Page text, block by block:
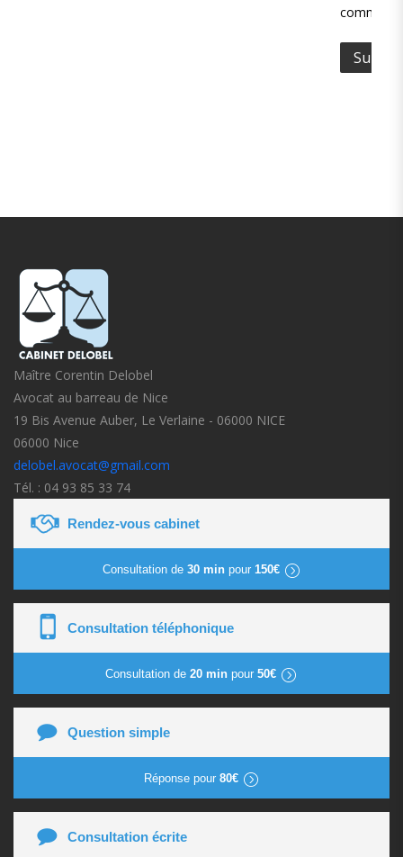
Maître Corentin Delobel
Avocat au barreau de Nice
19 Bis Avenue Auber, Le Verlaine - 06000 NICE
06000 Nice
delobel.avocat@gmail.com
Tél. : 04 93 85 33 74
Rendez-vous cabinet
Consultation de 30 minpour 150€
Consultation téléphonique
Consultation de 20 min pour 50€
Question simple
Réponse pour 80€
Consultation écrite